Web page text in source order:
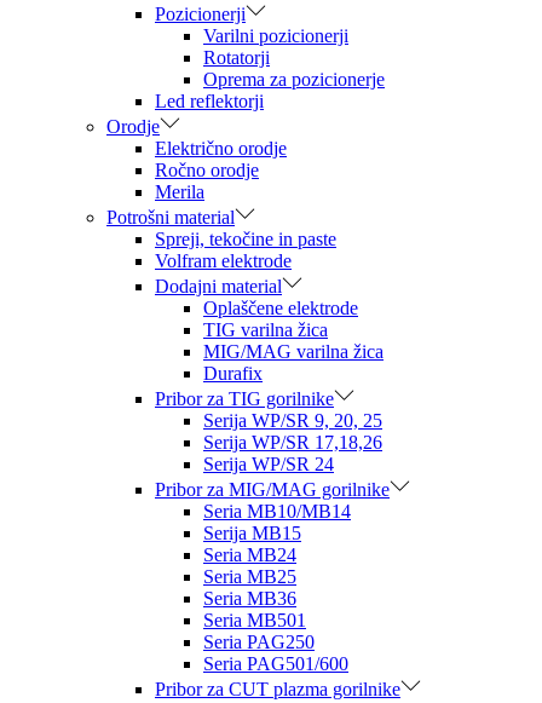
Pozicionerji
Varilni pozicionerji
Rotatorji
Oprema za pozicionerje
Led reflektorji
Orodje
Električno orodje
Ročno orodje
Merila
Potrošni material
Spreji, tekočine in paste
Volfram elektrode
Dodajni material
Oplaščene elektrode
TIG varilna žica
MIG/MAG varilna žica
Durafix
Pribor za TIG gorilnike
Serija WP/SR 9, 20, 25
Serija WP/SR 17,18,26
Serija WP/SR 24
Pribor za MIG/MAG gorilnike
Seria MB10/MB14
Serija MB15
Seria MB24
Seria MB25
Seria MB36
Seria MB501
Seria PAG250
Seria PAG501/600
Pribor za CUT plazma gorilnike